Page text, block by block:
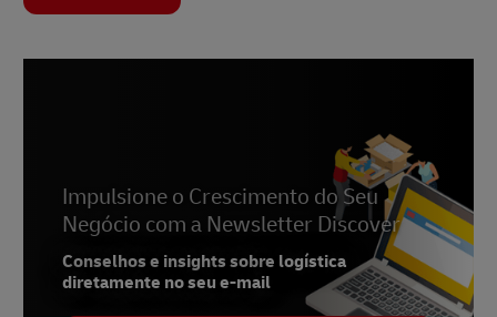
Impulsione o Crescimento do Seu
Negócio com a Newsletter Discover
Conselhos e insights sobre logística
diretamente no seu e-mail